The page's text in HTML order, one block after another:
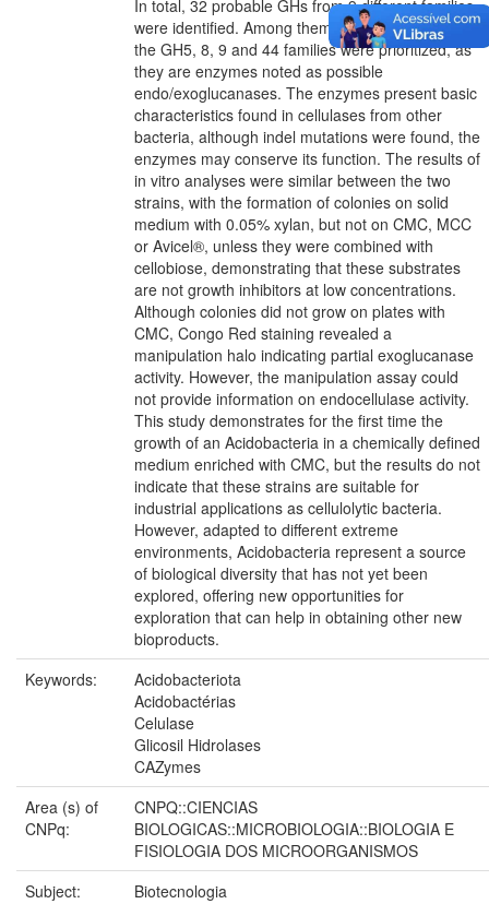
In total, 32 probable GHs from 9 different families
were identified. Among them, 5 GHs belonging to
the GH5, 8, 9 and 44 families were prioritized, as
they are enzymes noted as possible
endo/exoglucanases. The enzymes present basic
characteristics found in cellulases from other
bacteria, although indel mutations were found, the
enzymes may conserve its function. The results of
in vitro analyses were similar between the two
strains, with the formation of colonies on solid
medium with 0.05% xylan, but not on CMC, MCC
or Avicel®, unless they were combined with
cellobiose, demonstrating that these substrates
are not growth inhibitors at low concentrations.
Although colonies did not grow on plates with
CMC, Congo Red staining revealed a
manipulation halo indicating partial exoglucanase
activity. However, the manipulation assay could
not provide information on endocellulase activity.
This study demonstrates for the first time the
growth of an Acidobacteria in a chemically defined
medium enriched with CMC, but the results do not
indicate that these strains are suitable for
industrial applications as cellulolytic bacteria.
However, adapted to different extreme
environments, Acidobacteria represent a source
of biological diversity that has not yet been
explored, offering new opportunities for
exploration that can help in obtaining other new
bioproducts.
Keywords:
Acidobacteriota
Acidobactérias
Celulase
Glicosil Hidrolases
CAZymes
Area (s) of
CNPq:
CNPQ::CIENCIAS
BIOLOGICAS::MICROBIOLOGIA::BIOLOGIA E
FISIOLOGIA DOS MICROORGANISMOS
Subject:
Biotecnologia